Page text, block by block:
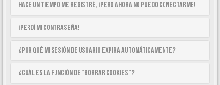
Hace un tiempo me registré, ¡pero ahora no puedo conectarme!
¡Perdí mi contraseña!
¿Por qué mi sesión de usuario expira automáticamente?
¿Cuál es la función de “Borrar cookies”?